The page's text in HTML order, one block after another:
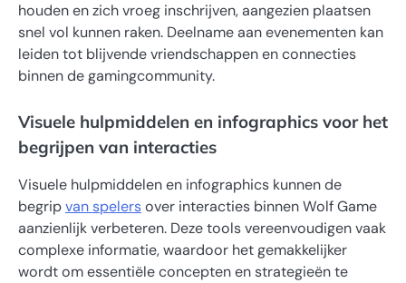
houden en zich vroeg inschrijven, aangezien plaatsen
snel vol kunnen raken. Deelname aan evenementen kan
leiden tot blijvende vriendschappen en connecties
binnen de gamingcommunity.
Visuele hulpmiddelen en infographics voor het
begrijpen van interacties
Visuele hulpmiddelen en infographics kunnen de
begripvan spelersover interacties binnen Wolf Game
aanzienlijk verbeteren. Deze tools vereenvoudigen vaak
complexe informatie, waardoor het gemakkelijker
wordt om essentiële concepten en strategieën te